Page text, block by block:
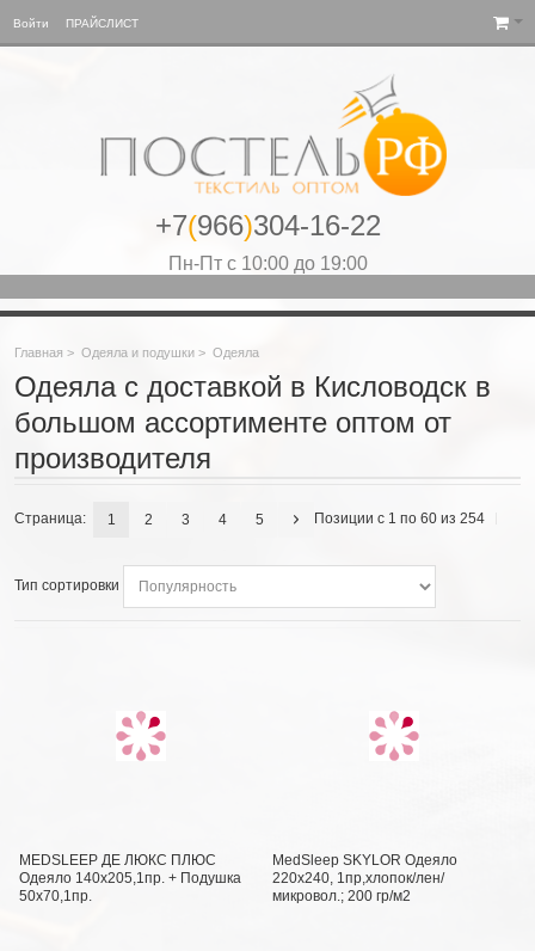
Войти ПРАЙСЛИСТ
+7(966)304-16-22
Пн-Пт с 10:00 до 19:00
Главная > Одеяла и подушки > Одеяла
Одеяла с доставкой в Кисловодск в
большом ассортименте оптом от
производителя
Позиции с 1 по 60 из 254
Страница: 1 2 3 4 5
Тип сортировки
MEDSLEEP ДЕ ЛЮКС ПЛЮС
Одеяло 140х205,1пр. + Подушка
50х70,1пр.
MedSleep SKYLOR Одеяло
220х240, 1пр,хлопок/лен/
микровол.; 200 гр/м2